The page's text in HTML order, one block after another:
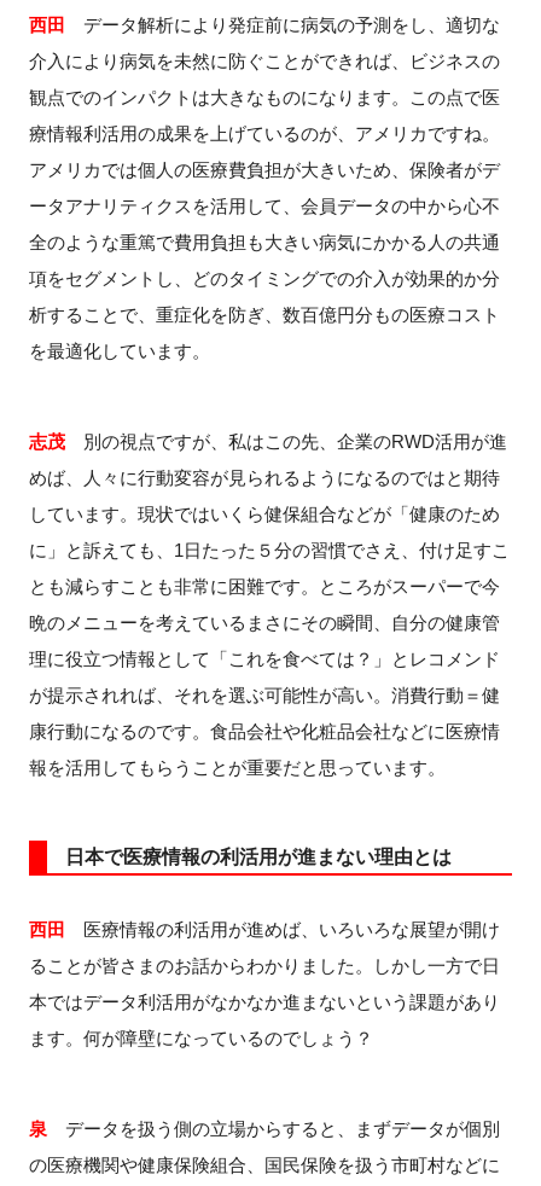
西田
データ解析により発症前に病気の予測をし、適切な
介入により病気を未然に防ぐことができれば、ビジネスの
観点でのインパクトは大きなものになります。この点で医
療情報利活用の成果を上げているのが、アメリカですね。
アメリカでは個人の医療費負担が大きいため、保険者がデ
ータアナリティクスを活用して、会員データの中から心不
全のような重篤で費用負担も大きい病気にかかる人の共通
項をセグメントし、どのタイミングでの介入が効果的か分
析することで、重症化を防ぎ、数百億円分もの医療コスト
を最適化しています。
志茂別の視点ですが、私はこの先、企業のRWD活用が進
めば、人々に行動変容が見られるようになるのではと期待
しています。現状ではいくら健保組合などが「健康のため
に」と訴えても、 1日たった５分の習慣でさえ、付け足すこ
とも減らすことも非常に困難です。ところがスーパーで今
晩のメニューを考えているまさにその瞬間、自分の健康管
理に役立つ情報として「これを食べては？」とレコメンド
が提示されれば、それを選ぶ可能性が高い。消費行動＝健
康行動になるのです。食品会社や化粧品会社などに医療情
報を活用してもらうことが重要だと思っています。
日本で医療情報の利活用が進まない理由とは
西田
医療情報の利活用が進めば、いろいろな展望が開け
ることが皆さまのお話からわかりました。しかし一方で日
本ではデータ利活用がなかなか進まないという課題があり
ます。何が障壁になっているのでしょう？
泉 データを扱う側の立場からすると、まずデータが個別
の医療機関や健康保険組合、国民保険を扱う市町村などに